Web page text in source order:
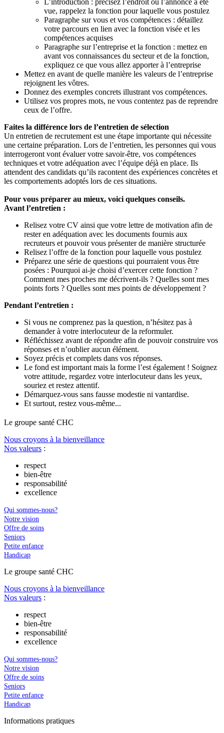
L’introduction : précisez l’endroit où l’annonce a été
vue, rappelez la fonction pour laquelle vous postulez
Paragraphe sur vous et vos compétences : détaillez
votre parcours en lien avec la fonction visée et les
compétences acquises
Paragraphe sur l’entreprise et la fonction : mettez en
avant vos connaissances du secteur et de la fonction,
expliquez ce que vous allez apporter à l’entreprise
Mettez en avant de quelle manière les valeurs de l’entreprise
rejoignent les vôtres.
Donnez des exemples concrets illustrant vos compétences.
Utilisez vos propres mots, ne vous contentez pas de reprendre
ceux de l’offre.
Faites la différence lors de l’entretien de sélection
Un entretien de recrutement est une étape importante qui nécessite
une certaine préparation. Lors de l’entretien, les personnes qui vous
interrogeront vont évaluer votre savoir-être, vos compétences
techniques et votre adéquation avec l’équipe déjà en place. Ils
attendent des candidats qu’ils racontent des expériences concrètes et
les comportements adoptés lors de ces situations.
Pour vous préparer au mieux, voici quelques conseils.
Avant l’entretien :
Relisez votre CV ainsi que votre lettre de motivation afin de
rester en adéquation avec les documents fournis aux
recruteurs et pouvoir vous présenter de manière structurée
Relisez l’offre de la fonction pour laquelle vous postulez
Préparez une série de questions qui pourraient vous être
posées : Pourquoi ai-je choisi d’exercer cette fonction ?
Comment mes proches me décrivent-ils ? Quelles sont mes
points forts ? Quelles sont mes points de développement ?
Pendant l’entretien :
Si vous ne comprenez pas la question, n’hésitez pas à
demander à votre interlocuteur de la reformuler.
Réfléchissez avant de répondre afin de pouvoir construire vos
réponses et n’oublier aucun élément.
Soyez précis et complets dans vos réponses.
Le fond est important mais la forme l’est également ! Soignez
votre attitude, regardez votre interlocuteur dans les yeux,
souriez et restez attentif.
Démarquez-vous sans fausse modestie ni vantardise.
Et surtout, restez vous-même...
Le groupe santé CHC
Nous croyons à la bienveillance
Nos valeurs :
respect
bien-être
responsabilité
excellence
Qui sommes-nous?
Notre vision
Offre de soins
Seniors
Petite enfance
Handicap
Le groupe santé CHC
Nous croyons à la bienveillance
Nos valeurs :
respect
bien-être
responsabilité
excellence
Qui sommes-nous?
Notre vision
Offre de soins
Seniors
Petite enfance
Handicap
Informations pratiques